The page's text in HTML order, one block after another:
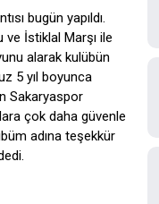
bugün yapıldı.
ve İstiklal Marşı ile
alarak kulübün
5 yıl boyunca
Sakaryaspor
çok daha güvenle
adına teşekkür